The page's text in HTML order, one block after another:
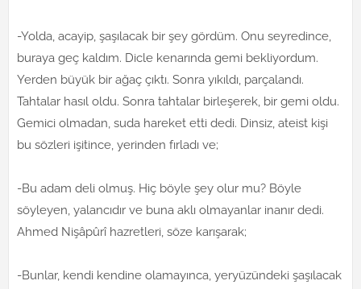
-Yolda, acayip, şaşılacak bir şey gördüm. Onu seyredince,
buraya geç kaldım. Dicle kenarında gemi bekliyordum.
Yerden büyük bir ağaç çıktı. Sonra yıkıldı, parçalandı.
Tahtalar hasıl oldu. Sonra tahtalar birleşerek, bir gemi oldu.
Gemici olmadan, suda hareket etti dedi. Dinsiz, ateist kişi
bu sözleri işitince, yerinden fırladı ve;
-Bu adam deli olmuş. Hiç böyle şey olur mu? Böyle
söyleyen, yalancıdır ve buna aklı olmayanlar inanır dedi.
Ahmed Nişâpûrî hazretleri, söze karışarak;
-Bunlar, kendi kendine olamayınca, yeryüzündeki şaşılacak